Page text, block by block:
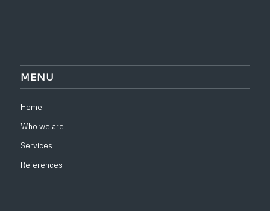
MENU
Home
Who we are
Services
References